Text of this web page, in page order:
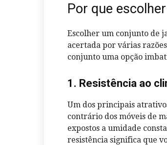
Por que
Escolher um conjunto de
acertada por várias
conjunto uma opção
1. Resistência ao
Um dos principais
contrário dos móveis de
expostos a umidade
resistência significa que